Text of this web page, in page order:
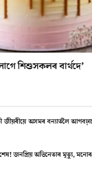
শিশুসকলৰ বাৰ্থদে’
অসমৰ বন্যাৰ্তলৈ
জনপ্ৰিয় অভিনেতাৰ মৃত্যু,